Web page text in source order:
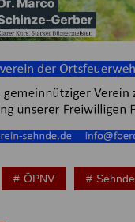
ÖPNV Sehnde